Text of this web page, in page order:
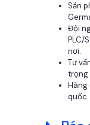
Sản
Đội
PLC/
nơi.
Tư
trọng
Hàng
quốc.